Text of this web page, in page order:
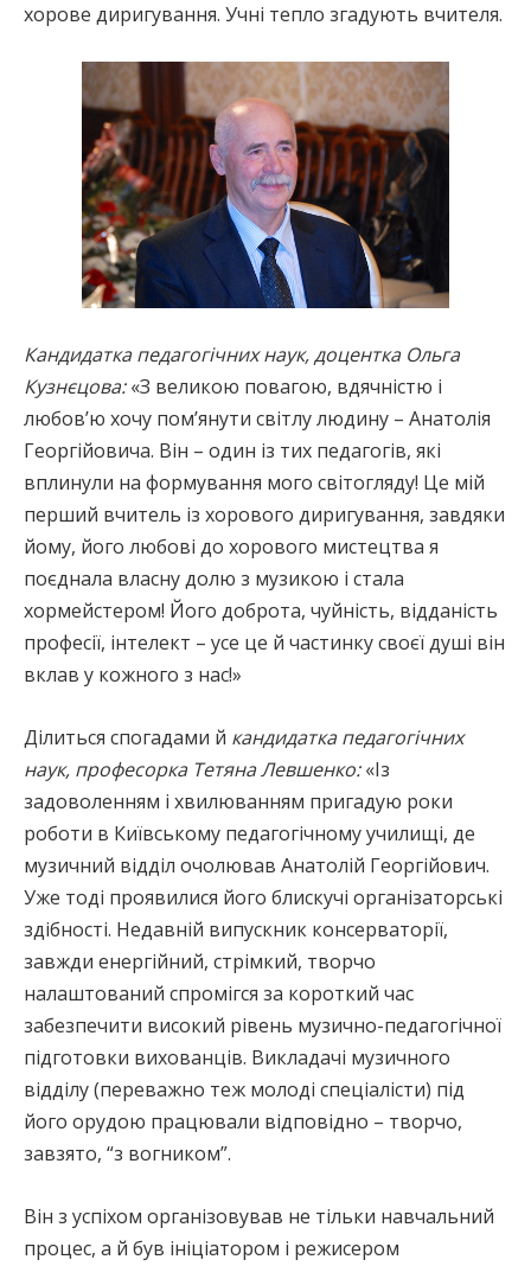
хорове диригування. Учні тепло згадують вчителя.
Кандидатка педагогічних наук, доцентка Ольга
Кузнєцова:«З великою повагою, вдячністю і
любов’ю хочу пом’янути світлу людину – Анатолія
Георгійовича. Він – один із тих педагогів, які
вплинули на формування мого світогляду! Це мій
перший вчитель із хорового диригування, завдяки
йому, його любові до хорового мистецтва я
поєднала власну долю з музикою і стала
хормейстером! Його доброта, чуйність, відданість
професії, інтелект – усе це й частинку своєї душі він
вклав у кожного з нас!»
Ділиться спогадами й кандидатка педагогічних
наук, професорка Тетяна Левшенко:«Із
задоволенням і хвилюванням пригадую роки
роботи в Київському педагогічному училищі, де
музичний відділ очолював Анатолій Георгійович.
Уже тоді проявилися його блискучі організаторські
здібності. Недавній випускник консерваторії,
завжди енергійний, стрімкий, творчо
налаштований спромігся за короткий час
забезпечити високий рівень музично-педагогічної
підготовки вихованців. Викладачі музичного
відділу (переважно теж молоді спеціалісти) під
його орудою працювали відповідно – творчо,
завзято, “з вогником”.
Він з успіхом організовував не тільки навчальний
процес, а й був ініціатором і режисером